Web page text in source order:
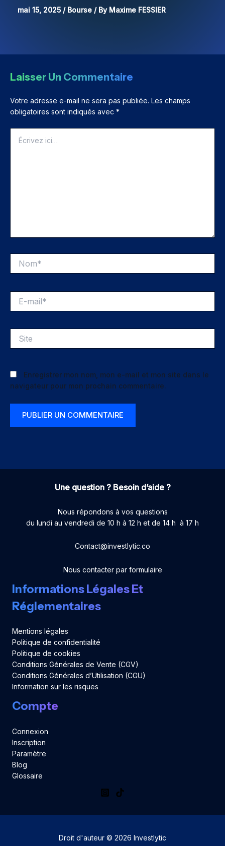
mai 15, 2025 / Bourse / By Maxime FESSIER
Laisser Un Commentaire
Votre adresse e-mail ne sera pas publiée. Les champs
obligatoires sont indiqués avec *
ici…
mail*
Enregistrer mon nom, mon e-mail et mon site dans le
navigateur pour mon prochain commentaire.
Une question ? Besoin d’aide ?
Nous répondons à vos questions
du lundi au vendredi de 10 h à 12 h et de 14 h à 17 h
Contact@investlytic.co
Nous contacter par formulaire
Informations Légales Et
Réglementaires
Mentions légales
Politique de confidentialité
Politique de cookies
Conditions Générales de Vente (CGV)
Conditions Générales d’Utilisation (CGU)
Information sur les risques
Compte
Connexion
Inscription
Paramètre
Blog
Glossaire
Droit d'auteur © 2026 Investlytic